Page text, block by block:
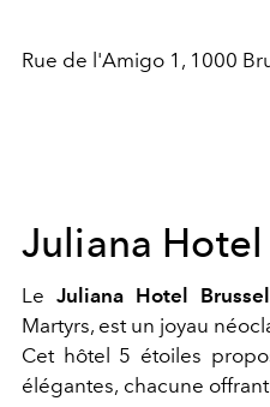
Rue de l'Amigo 1, 1000
Juliana Hotel
Le Juliana Hotel
Martyrs, est un joyau
Cet hôtel 5 étoiles
élégantes, chacune